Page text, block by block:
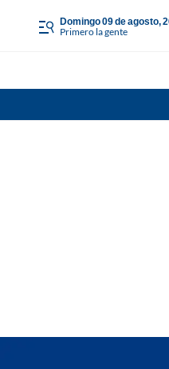
domingo 09 de agosto,
Primero la gente